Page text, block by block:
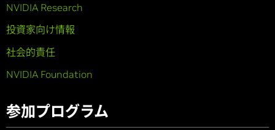
NVIDIA Research
投資家向け情報
社会的責任
NVIDIA Foundation
参加プログラム